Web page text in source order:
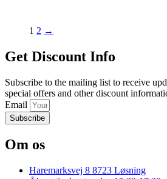
1 2 →
Get Discount Info
Subscribe to the mailing list to receive
special offers and other discount
Email
Subscribe
Om os
Haremarksvej 8 8723 Løsning